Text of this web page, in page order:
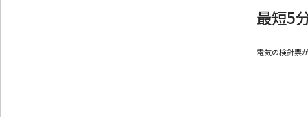
最短5
電気の検針票